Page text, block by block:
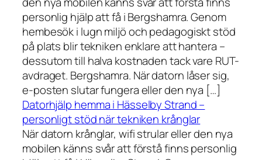
personlig hjälp att få i Bergshamra. Genom
hembesök i lugn miljö och pedagogiskt stöd
på plats blir tekniken enklare att hantera –
dessutom till halva kostnaden tack vare RUT-
avdraget. Bergshamra. När datorn låser sig,
e-posten slutar fungera eller den nya […]
Datorhjälp hemma i Hässelby Strand –
personligt stöd när tekniken krånglar
När datorn krånglar, wifi strular eller den nya
mobilen känns svår att förstå finns personlig